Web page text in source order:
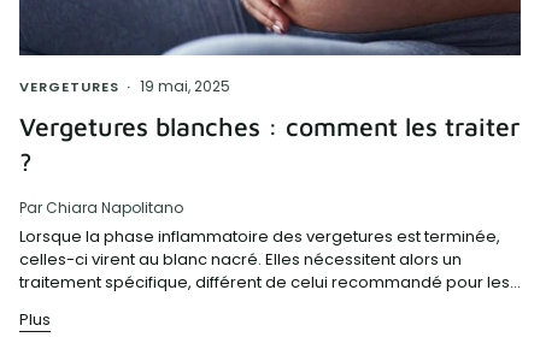
VERGETURES 19 mai, 2025
Vergetures blanches : comment les traiter
?
Par Chiara Napolitano
Lorsque la phase inflammatoire des vergetures est terminée,
celles-ci virent au blanc nacré. Elles nécessitent alors un
traitement spécifique, différent de celui recommandé pour les...
Plus